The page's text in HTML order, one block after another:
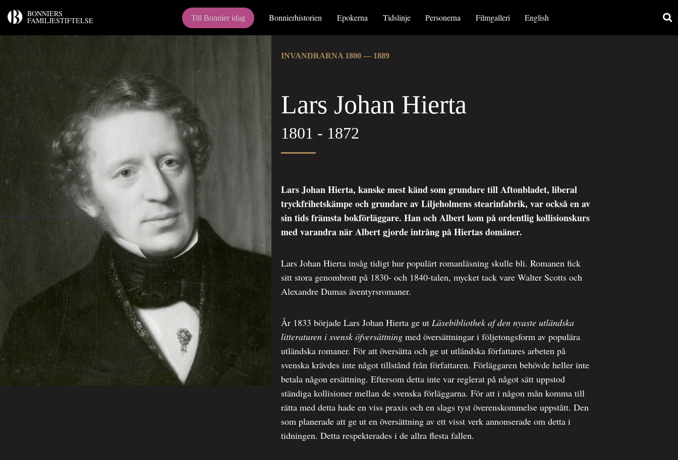
BONNIERS
FAMILJESTIFTELSE Till Bonnier idag Bonnierhistorien Epokerna Tidslinje Personerna Filmgalleri English
INVANDRARNA 1800 — 1889
Lars Johan Hierta
1801 - 1872
Lars Johan Hierta, kanske mest känd som grundare till Aftonbladet, liberal
tryckfrihetskämpe och grundare av Liljeholmens stearinfabrik, var också en av
sin tids främsta bokförläggare. Han och Albert kom på ordentlig kollisionskurs
med varandra när Albert gjorde intrång på Hiertas domäner.
Lars Johan Hierta insåg tidigt hur populärt romanläsning skulle bli. Romanen fick
sitt stora genombrott på 1830- och 1840-talen, mycket tack vare Walter Scotts och
Alexandre Dumas äventyrsromaner.
År 1833 började Lars Johan Hierta ge ut Läsebibliothek af den nyaste utländska
litteraturen i svensk öfversättningmed översättningar i följetongsform av populära
utländska romaner. För att översätta och ge ut utländska författares arbeten på
svenska krävdes inte något tillstånd från författaren. Förläggaren behövde heller inte
betala någon ersättning. Eftersom detta inte var reglerat på något sätt uppstod
ständiga kollisioner mellan de svenska förläggarna. För att i någon mån komma till
rätta med detta hade en viss praxis och en slags tyst överenskommelse uppstått. Den
som planerade att ge ut en översättning av ett visst verk annonserade om detta i
tidningen. Detta respekterades i de allra flesta fallen.